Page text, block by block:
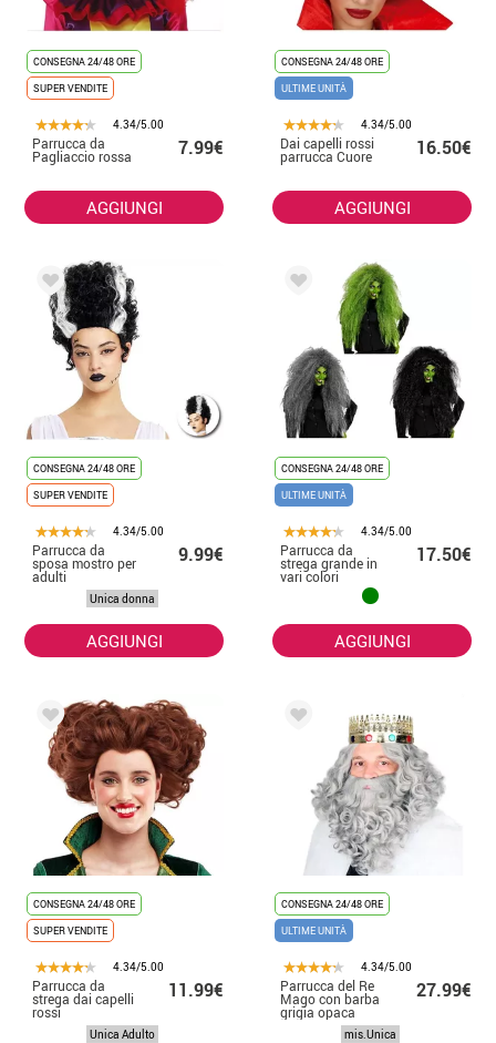
CONSEGNA 24/48 ORE
SUPER VENDITE
4.34/5.00
Parrucca da
Pagliaccio rossa 7.99€
AGGIUNGI
CONSEGNA 24/48 ORE
ULTIME UNITÀ
4.34/5.00
Dai capelli rossi
parrucca Cuore 16.50€
AGGIUNGI
CONSEGNA 24/48 ORE
SUPER VENDITE
4.34/5.00
Parrucca da
sposa mostro per
adulti
9.99€
Unica donna
AGGIUNGI
CONSEGNA 24/48 ORE
ULTIME UNITÀ
4.34/5.00
Parrucca da
strega grande in
vari colori
17.50€
AGGIUNGI
CONSEGNA 24/48 ORE
SUPER VENDITE
4.34/5.00
Parrucca da
strega dai capelli
rossi
11.99€
Unica Adulto
CONSEGNA 24/48 ORE
ULTIME UNITÀ
4.34/5.00
Parrucca del Re
Mago con barba
grigia opaca
27.99€
mis.Unica